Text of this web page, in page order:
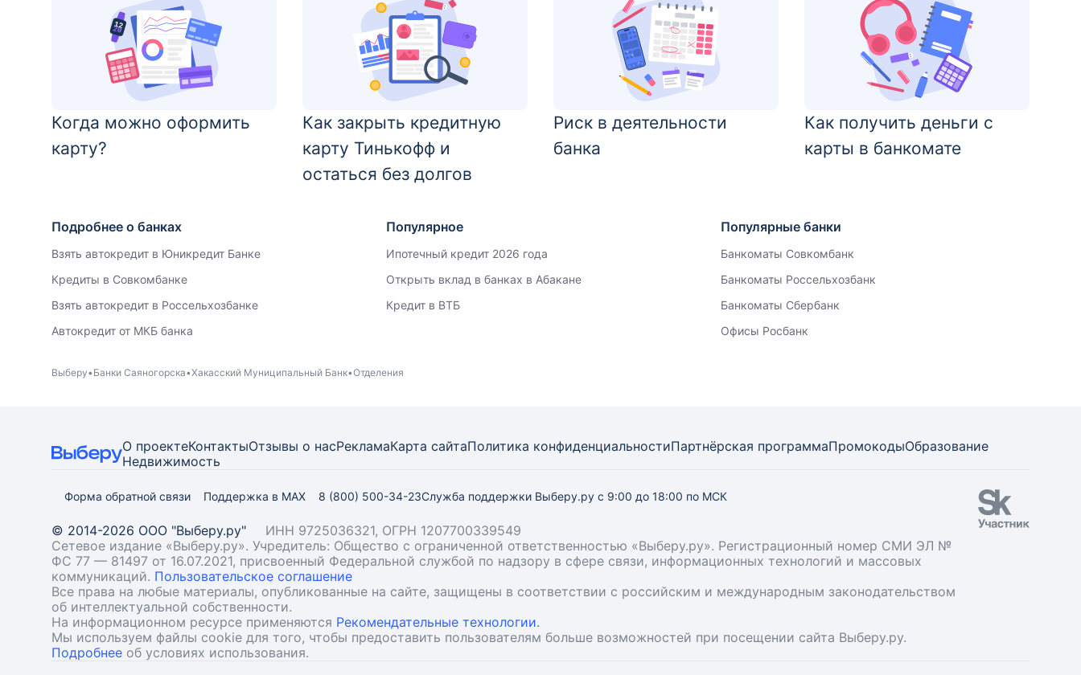
Когда можно оформить
карту?
Как закрыть кредитную
карту Тинькофф и
остаться без долгов
Риск в деятельности
банка
Как получить деньги с
карты в банкомате
Подробнее о банках
Взять автокредит в Юникредит Банке
Кредиты в Совкомбанке
Взять автокредит в Россельхозбанке
Автокредит от МКБ банка
Популярное
Ипотечный кредит 2026 года
Открыть вклад в банках в Абакане
Кредит в ВТБ
Популярные банки
Банкоматы Совкомбанк
Банкоматы Россельхозбанк
Банкоматы Сбербанк
Офисы Росбанк
Выберу Банки Саяногорска Хакасский Муниципальный Банк Отделения
О проектеКонтактыОтзывы о насРекламаКарта сайтаПолитика конфиденциальностиПартнёрская программаПромокодыОбразование
Недвижимость
Форма обратной связи Поддержка в MAX 8 (800) 500-34-23Служба поддержки Выберу.ру с 9:00 до 18:00 по МСК
© 2014-2026 ООО "Выберу.ру"
ИНН 9725036321, ОГРН 1207700339549
Сетевое издание «Выберу.ру». Учредитель: Общество с ограниченной ответственностью «Выберу.ру». Регистрационный номер СМИ ЭЛ №
ФС 77 — 81497 от 16.07.2021, присвоенный Федеральной службой по надзору в сфере связи, информационных технологий и массовых
коммуникаций. Пользовательское соглашение
Все права на любые материалы, опубликованные на сайте, защищены в соответствии с российским и международным законодательством
об интеллектуальной собственности.
На информационном ресурсе применяются Рекомендательные технологии.
Мы используем файлы cookie для того, чтобы предоставить пользователям больше возможностей при посещении сайта Выберу.ру.
Подробнее об условиях использования.